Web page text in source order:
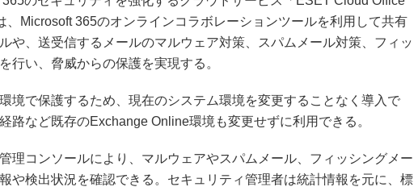
、Microsoft 365のオンラインコラボレーションツールを利用して共有
や、送受信するメールのマルウェア対策、スパムメール対策、フィッ
行い、脅威からの保護を実現する。
境で保護するため、現在のシステム環境を変更することなく導入で
路など既存のExchange Online環境も変更せずに利用できる。
理コンソールにより、マルウェアやスパムメール、フィッシングメー
や検出状況を確認できる。セキュリティ管理者は統計情報を元に、標